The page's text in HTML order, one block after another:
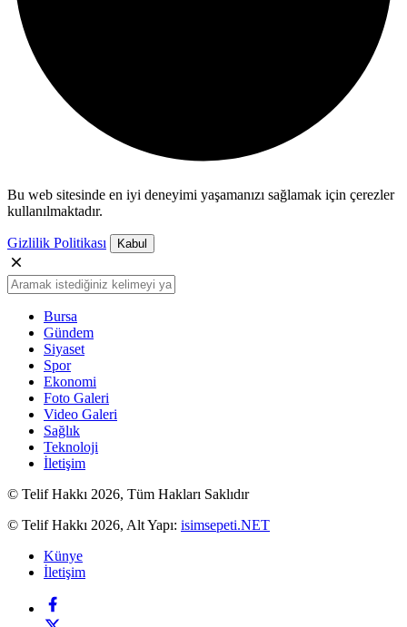
Bu web sitesinde en iyi deneyimi yaşamanızı sağlamak için çerezler
kullanılmaktadır.
Gizlilik Politikası Kabul
Bursa
Gündem
Siyaset
Spor
Ekonomi
Foto Galeri
Video Galeri
Sağlık
Teknoloji
İletişim
© Telif Hakkı 2026, Tüm Hakları Saklıdır
© Telif Hakkı 2026, Alt Yapı: isimsepeti.NET
Künye
İletişim